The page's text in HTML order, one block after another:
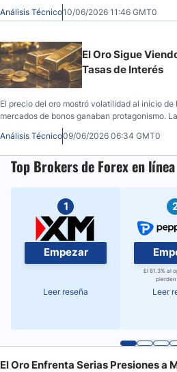
Análisis Técnico10/06/2026 11:46 GMT0
El Oro Sigue
Tasas de Interés
El precio del oro mostró volatilidad al inicio de
mercados de bonos ganaban protagonismo.
sentimiento de riesgo continúan marcando el
Análisis Técnico09/06/2026 06:34 GMT0
Top Brokers de Forex en línea
1
Empezar
Leer reseña
El 81.3% al
Leer
El Oro Enfrenta Serias Presiones a